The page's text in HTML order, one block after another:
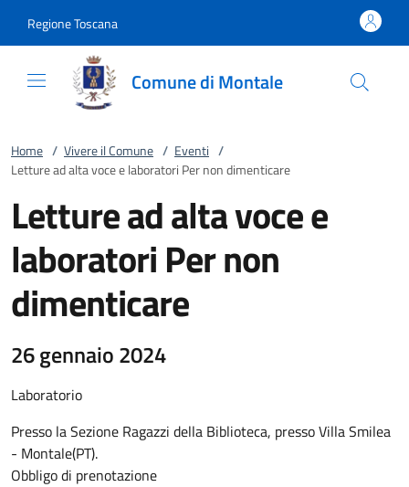
Regione Toscana
Comune di Montale
Home / Vivere il Comune / Eventi /
Letture ad alta voce e laboratori Per non dimenticare
Letture ad alta voce e
laboratori Per non
dimenticare
26 gennaio 2024
Laboratorio
Presso la Sezione Ragazzi della Biblioteca, presso Villa Smilea
- Montale(PT).
Obbligo di prenotazione